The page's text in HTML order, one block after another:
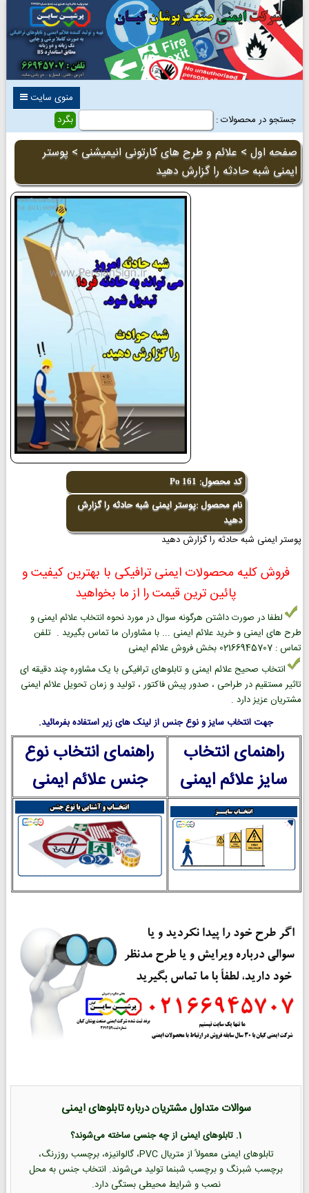
منوی سایت
جستجو در محصولات :
صفحه اول > علائم و طرح های کارتونی انیمیشنی > پوستر
ایمنی شبه حادثه را گزارش دهید
کد محصول: Po 161
نام محصول :پوستر ایمنی شبه حادثه را گزارش
دهید
پوستر ایمنی شبه حادثه را گزارش دهید
فروش کلیه محصولات ایمنی ترافیکی با بهترین کیفیت و
پائین ترین قیمت را از ما بخواهید
لطفا در صورت داشتن هرگونه سوال در مورد نحوه انتخاب علائم ایمنی و
طرح های ایمنی و خرید علائم ایمنی ... با مشاوران ما تماس بگیرید . تلفن
تماس : 02166945707 بخش فروش علائم ایمنی
انتخاب صحیح علائم ایمنی و تابلوهای ترافیکی با یک مشاوره چند دقیقه ای
تاثیر مستقیم در طراحی ، صدور پیش فاکتور ، تولید و زمان تحویل علائم ایمنی
مشتریان عزیز دارد .
جهت انتخاب سایز و نوع جنس از لینک های زیر استفاده بفرمائید.
راهنمای انتخاب
سایز علائم ایمنی
راهنمای انتخاب نوع
جنس علائم ایمنی
سوالات متداول مشتریان درباره تابلوهای ایمنی
1. تابلوهای ایمنی از چه جنسی ساخته می‌شوند؟
تابلوهای ایمنی معمولاً از متریال PVC، گالوانیزه، برچسب روزرنگ،
برچسب شبرنگ و برچسب شبنما تولید می‌شوند. انتخاب جنس به محل
نصب و شرایط محیطی بستگی دارد.